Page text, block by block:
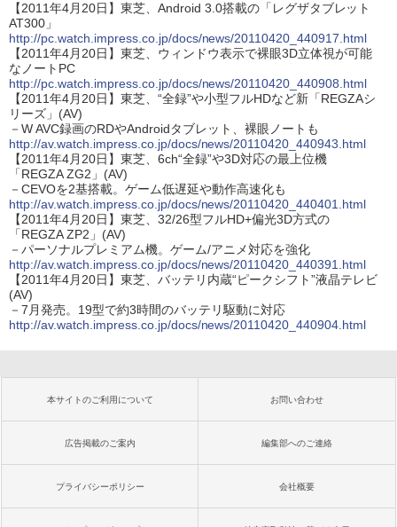
【2011年4月20日】東芝、Android 3.0搭載の「レグザタブレット
AT300」
http://pc.watch.impress.co.jp/docs/news/20110420_440917.html
【2011年4月20日】東芝、ウィンドウ表示で裸眼3D立体視が可能
なノートPC
http://pc.watch.impress.co.jp/docs/news/20110420_440908.html
【2011年4月20日】東芝、“全録”や小型フルHDなど新「REGZAシ
リーズ」(AV)
－W AVC録画のRDやAndroidタブレット、裸眼ノートも
http://av.watch.impress.co.jp/docs/news/20110420_440943.html
【2011年4月20日】東芝、6ch“全録”や3D対応の最上位機
「REGZA ZG2」(AV)
－CEVOを2基搭載。ゲーム低遅延や動作高速化も
http://av.watch.impress.co.jp/docs/news/20110420_440401.html
【2011年4月20日】東芝、32/26型フルHD+偏光3D方式の
「REGZA ZP2」(AV)
－パーソナルプレミアム機。ゲーム/アニメ対応を強化
http://av.watch.impress.co.jp/docs/news/20110420_440391.html
【2011年4月20日】東芝、バッテリ内蔵“ピークシフト”液晶テレビ
(AV)
－7月発売。19型で約3時間のバッテリ駆動に対応
http://av.watch.impress.co.jp/docs/news/20110420_440904.html
本サイトのご利用について お問い合わせ
広告掲載のご案内 編集部へのご連絡
プライバシーポリシー 会社概要